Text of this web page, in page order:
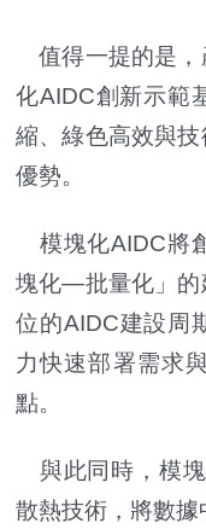
值得一提的是，
化AIDC創新示範
縮、綠色高效與
優勢。
模塊化AIDC將
塊化—批量化」的
位的AIDC建設周
力快速部署需求
點。
與此同時，模塊
散熱技術，將數